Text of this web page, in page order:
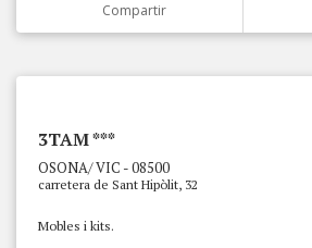
Compartir
3TAM ***
OSONA/ VIC - 08500
carretera de Sant Hipòlit, 32
Mobles i kits.